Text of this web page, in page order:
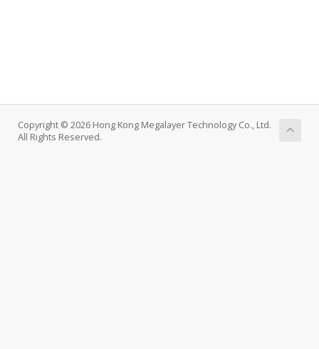
Copyright © 2026 Hong Kong Megalayer Technology Co., Ltd.
All Rights Reserved.